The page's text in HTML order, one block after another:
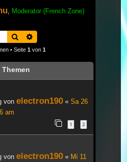
Moderator (French Zone)
Suche
• Seite 1 von 1
Themen
von electron190 « Sa 26
am
1 2
von electron190 « Mi 11